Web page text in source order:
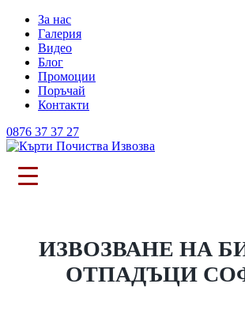
За нас
Галерия
Видео
Блог
Промоции
Поръчай
Контакти
0876 37 37 27
ИЗВОЗВАНЕ НА
ОТПАДЪЦИ